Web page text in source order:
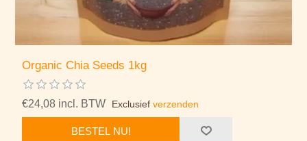
Organic Chia Seeds 1kg
€24,08 incl. BTW Exclusiefverzenden
BESTEL NU!